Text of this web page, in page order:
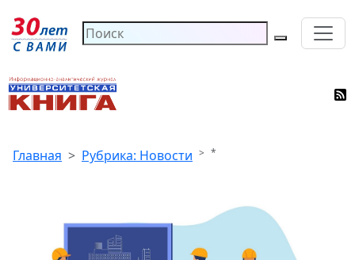
Главная Рубрика: Новости *